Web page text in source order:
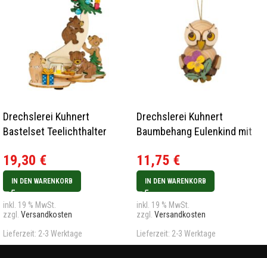
Drechslerei Kuhnert
Bastelset Teelichthalter
19,30 €
IN DEN WARENKORB
inkl. 19 % MwSt.
zzgl. Versandkosten
Lieferzeit: 2-3 Werktage
Drechslerei Kuhnert
Baumbehang Eulenkind mit
11,75 €
IN DEN WARENKORB
inkl. 19 % MwSt.
zzgl. Versandkosten
Lieferzeit: 2-3 Werktage